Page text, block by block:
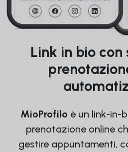
Link in bio
MioProfilo è un link-in-
prenotazione online
gestire appuntamenti,